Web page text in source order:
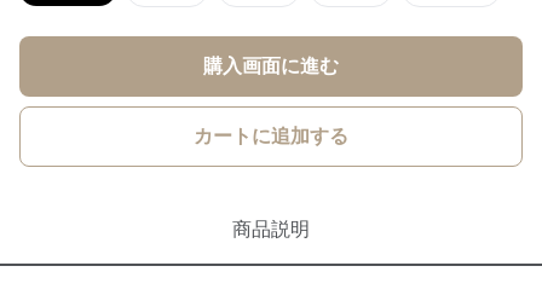
購入画面に進む
カートに追加する
商品説明